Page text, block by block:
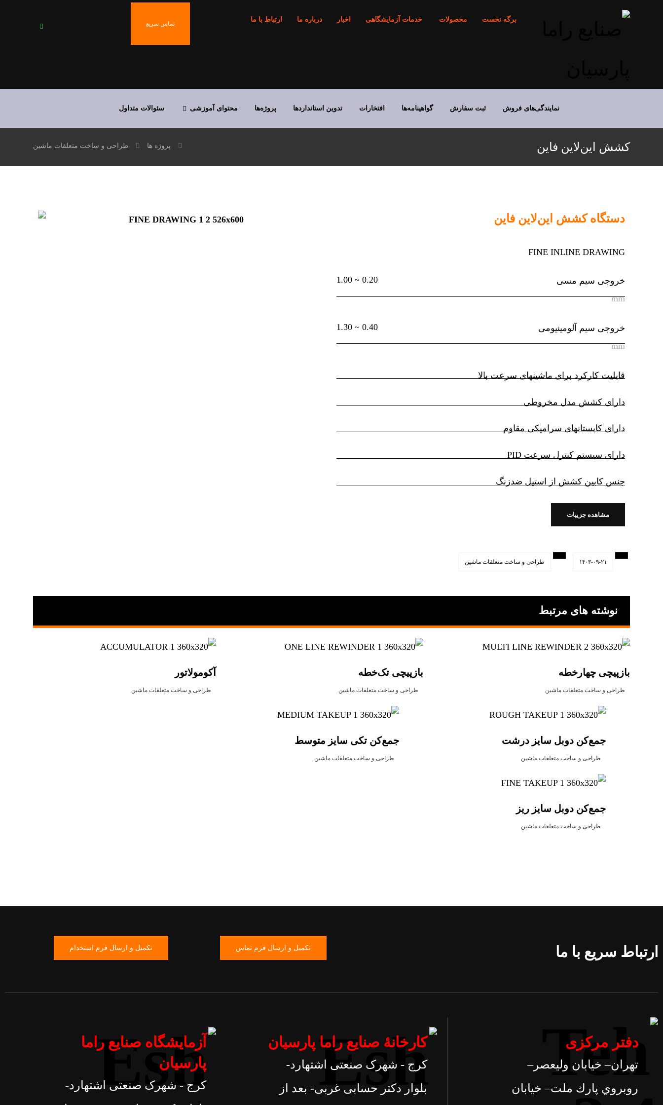
برگه نخست محصولات خدمات آزمایشگاهی اخبار درباره ما ارتباط با ما
تماس سریع
نمایندگی‌های فروش ثبت سفارش گواهینامه‌ها افتخارات تدوین استانداردها پروژه‌ها محتوای آموزشی سئوالات متداول
کشش این‌لاین فاین پروژه ها طراحی و ساخت متعلقات ماشین
دستگاه کشش این‌لاین فاین
FINE INLINE DRAWING
خروجی سیم مسی
mm
0.20 ~ 1.00
خروجی سیم آلومینیومی
mm
0.40 ~ 1.30
قابلیت کارکرد برای ماشین‎های سرعت بالا
دارای کشش مدل مخروطی
دارای کاپستان‎های سرامیکی مقاوم
دارای سیستم کنترل سرعت PID
جنس کابین کشش از استیل ضدزنگ
مشاهده جزییات
۱۴۰۳-۰۹-۲۱ طراحی و ساخت متعلقات ماشین
نوشته های مرتبط
بازپیچی چهارخطه
طراحی و ساخت متعلقات ماشین
بازپیچی تک‌خطه
طراحی و ساخت متعلقات ماشین
آکومولاتور
طراحی و ساخت متعلقات ماشین
جمع‌کن دوبل سایز درشت
طراحی و ساخت متعلقات ماشین
جمع‌کن تکی سایز متوسط
طراحی و ساخت متعلقات ماشین
جمع‌کن دوبل سایز ریز
طراحی و ساخت متعلقات ماشین
ارتباط سریع با ما تکمیل و ارسال فرم تماس تکمیل و ارسال فرم استخدام
دفتر مرکزی
تهران– خيابان وليعصر–
روبروي پارك ملت– خيابان
کارخانۀ صنایع راما پارسیان
کرج - شهرک صنعتی اشتهارد-
بلوار دکتر حسابی غربی- بعد از
آزمایشگاه صنایع راما
پارسیان
کرج - شهرک صنعتی اشتهارد-